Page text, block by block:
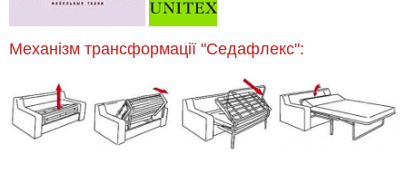
Механізм трансформації "Седафлекс":